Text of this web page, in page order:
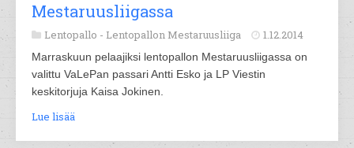
Mestaruusliigassa
Lentopallo - Lentopallon Mestaruusliiga 1.12.2014
Marraskuun pelaajiksi lentopallon Mestaruusliigassa on
valittu VaLePan passari Antti Esko ja LP Viestin
keskitorjuja Kaisa Jokinen.
Lue lisää